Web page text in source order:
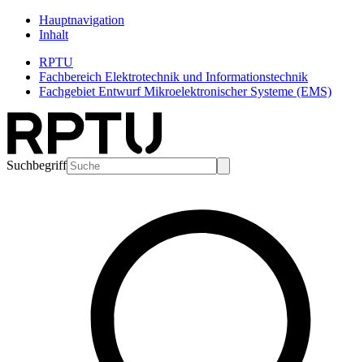
Hauptnavigation
Inhalt
RPTU
Fachbereich Elektrotechnik und Informationstechnik
Fachgebiet Entwurf Mikroelektronischer Systeme (EMS)
Suchbegriff